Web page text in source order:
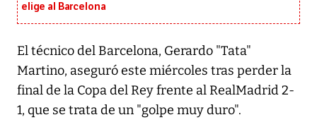
elige al Barcelona
El técnico del Barcelona, Gerardo "Tata"
Martino, aseguró este miércoles tras perder la
final de la Copa del Rey frente al RealMadrid 2-
1, que se trata de un "golpe muy duro".